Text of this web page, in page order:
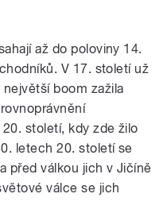
až do poloviny 14.
V 17. století už
boom zažila
století, kdy zde žilo
letech 20. století se
před válkou jich v Jičíně
válce se jich